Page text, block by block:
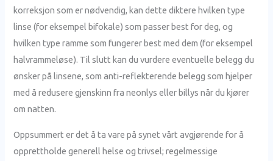
korreksjon som er nødvendig, kan dette diktere hvilken type
linse (for eksempel bifokale) som passer best for deg, og
hvilken type ramme som fungerer best med dem (for eksempel
halvrammeløse). Til slutt kan du vurdere eventuelle belegg du
ønsker på linsene, som anti-reflekterende belegg som hjelper
med å redusere gjenskinn fra neonlys eller billys når du kjører
om natten.
Oppsummert er det å ta vare på synet vårt avgjørende for å
opprettholde generell helse og trivsel; regelmessige